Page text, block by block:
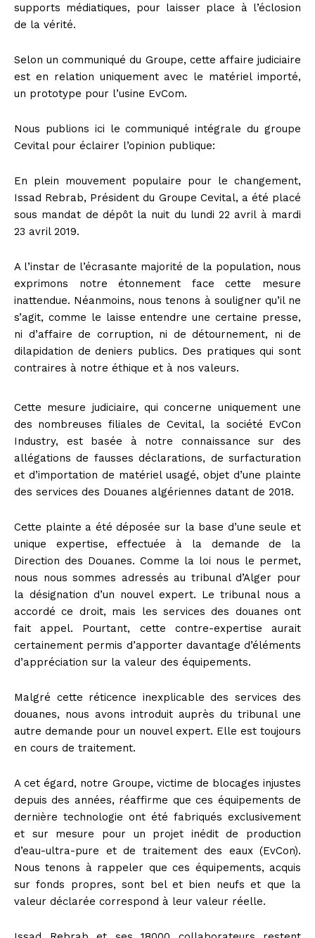
supports médiatiques, pour laisser place à l’éclosion
de la vérité.
Selon un communiqué du Groupe, cette affaire judiciaire
est en relation uniquement avec le matériel importé,
un prototype pour l’usine EvCom.
Nous publions ici le communiqué intégrale du groupe
Cevital pour éclairer l’opinion publique:
En plein mouvement populaire pour le changement,
Issad Rebrab, Président du Groupe Cevital, a été placé
sous mandat de dépôt la nuit du lundi 22 avril à mardi
23 avril 2019.
A l’instar de l’écrasante majorité de la population, nous
exprimons notre étonnement face cette mesure
inattendue. Néanmoins, nous tenons à souligner qu’il ne
s’agit, comme le laisse entendre une certaine presse,
ni d’affaire de corruption, ni de détournement, ni de
dilapidation de deniers publics. Des pratiques qui sont
contraires à notre éthique et à nos valeurs.
Cette mesure judiciaire, qui concerne uniquement une
des nombreuses filiales de Cevital, la société EvCon
Industry, est basée à notre connaissance sur des
allégations de fausses déclarations, de surfacturation
et d’importation de matériel usagé, objet d’une plainte
des services des Douanes algériennes datant de 2018.
Cette plainte a été déposée sur la base d’une seule et
unique expertise, effectuée à la demande de la
Direction des Douanes. Comme la loi nous le permet,
nous nous sommes adressés au tribunal d’Alger pour
la désignation d’un nouvel expert. Le tribunal nous a
accordé ce droit, mais les services des douanes ont
fait appel. Pourtant, cette contre-expertise aurait
certainement permis d’apporter davantage d’éléments
d’appréciation sur la valeur des équipements.
Malgré cette réticence inexplicable des services des
douanes, nous avons introduit auprès du tribunal une
autre demande pour un nouvel expert. Elle est toujours
en cours de traitement.
A cet égard, notre Groupe, victime de blocages injustes
depuis des années, réaffirme que ces équipements de
dernière technologie ont été fabriqués exclusivement
et sur mesure pour un projet inédit de production
d’eau-ultra-pure et de traitement des eaux (EvCon).
Nous tenons à rappeler que ces équipements, acquis
sur fonds propres, sont bel et bien neufs et que la
valeur déclarée correspond à leur valeur réelle.